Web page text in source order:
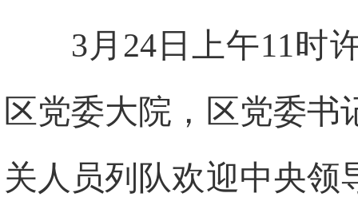
3月24日上午11时
区党委大院，区党委书
关人员列队欢迎中央领